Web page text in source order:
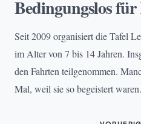
Bedingungslos
Seit 2009 organisiert die Tafel
im Alter von 7 bis 14 Jahren.
den Fahrten teilgenommen.
Mal, weil sie so begeistert waren.